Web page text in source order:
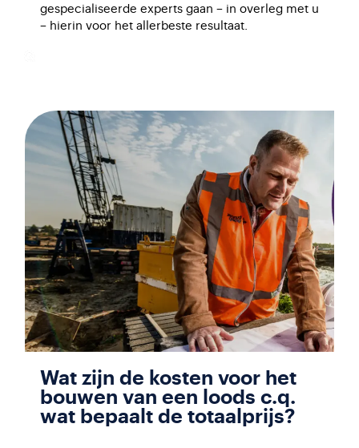
gespecialiseerde experts gaan – in overleg met u
– hierin voor het allerbeste resultaat.
Wat zijn de kosten voor het
bouwen van een loods c.q.
wat bepaalt de totaalprijs?